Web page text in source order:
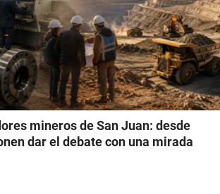
mineros de San Juan: desde
dar el debate con una mirada